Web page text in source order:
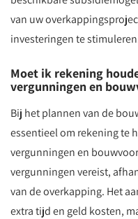
van uw
investeringen te
Moet ik rekening
vergunningen en
Bij het plannen van de
essentieel om rekening te
vergunningen en
vergunningen vereist,
van de overkapping. Het
extra tijd en geld kosten,